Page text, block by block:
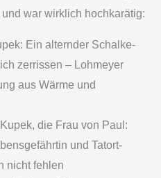
war wirklich hochkarätig:
Ein alternder Schalke-
zerrissen – Lohmeyer
aus Wärme und
die Frau von Paul:
und Tatort-
nicht fehlen